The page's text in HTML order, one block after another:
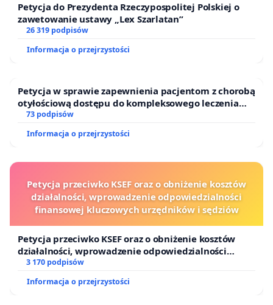
Petycja do Prezydenta Rzeczypospolitej Polskiej o
zawetowanie ustawy „Lex Szarlatan”
26 319 podpisów
Informacja o przejrzystości
Petycja w sprawie zapewnienia pacjentom z chorobą
otyłościową dostępu do kompleksowego leczenia
oraz programów profilaktycznych.
73 podpisów
Informacja o przejrzystości
Petycja przeciwko KSEF oraz o obniżenie kosztów
działalności, wprowadzenie odpowiedzialności
finansowej kluczowych urzędników i sędziów
Petycja przeciwko KSEF oraz o obniżenie kosztów
działalności, wprowadzenie odpowiedzialności
finansowej kluczowych urzędników i sędziów
3 170 podpisów
Informacja o przejrzystości